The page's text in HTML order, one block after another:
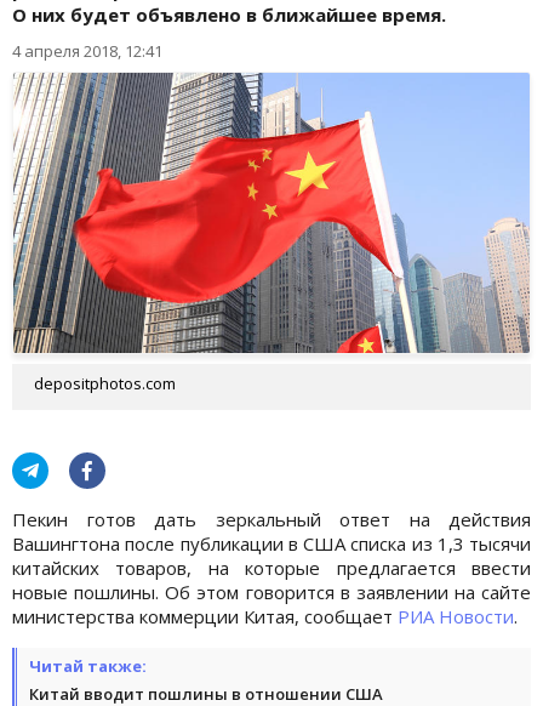
О них будет объявлено в ближайшее время.
4 апреля 2018, 12:41
depositphotos.com
Пекин готов дать зеркальный ответ на действия
Вашингтона после публикации в США списка из 1,3 тысячи
китайских товаров, на которые предлагается ввести
новые пошлины. Об этом говорится в заявлении на сайте
министерства коммерции Китая, сообщает РИА Новости.
Читай также:
Китай вводит пошлины в отношении США